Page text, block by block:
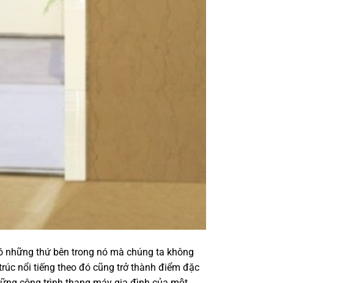
những thứ bên trong nó mà chúng ta không
nổi tiếng theo đó cũng trở thành điểm đặc